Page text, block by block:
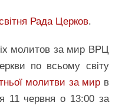
Рада Церков.
молитов за мир ВРЦ
по всьому світу
молитви за мир в
11 червня о 13:00 за